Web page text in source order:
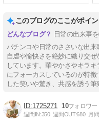
このブログのここがポイ
日常の出来事
パチンコや日常のささいな出来
自虐や愉快さを絶妙に織り交
しています。華やかさやキラ
にフォーカスしているのが特
した笑いや驚き、共感を誘う筆
1725271 10
週間IN:350 週間OUT:680 月